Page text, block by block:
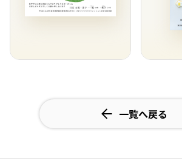
一覧へ戻る